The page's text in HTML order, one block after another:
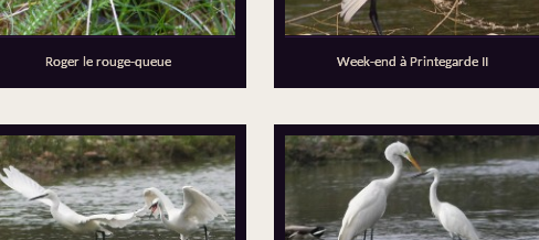
Roger le rouge-queue Week-end à Printegarde II